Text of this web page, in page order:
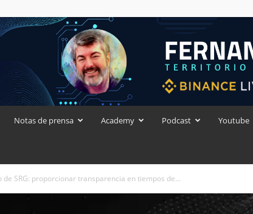
Notas de prensa Academy Podcast Youtube
SRG: proporcionar transparencia en tiempos de...